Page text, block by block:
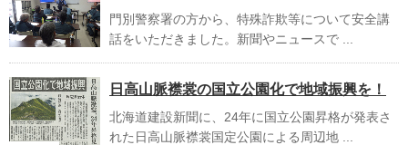
門別警察署の方から、特殊詐欺等について安全講
話をいただきました。新聞やニュースで ...
日高山脈襟裳の国立公園化で地域振興を！
北海道建設新聞に、24年に国立公園昇格が発表さ
れた日高山脈襟裳国定公園による周辺地 ...